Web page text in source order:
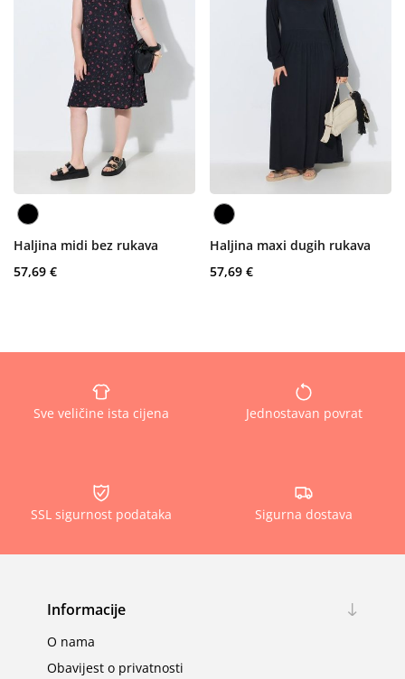
Haljina midi bez rukava
57,69 €
Haljina maxi dugih rukava
57,69 €
Sve veličine ista cijena Jednostavan povrat
SSL sigurnost podataka Sigurna dostava
Informacije
O nama
Obavijest o privatnosti